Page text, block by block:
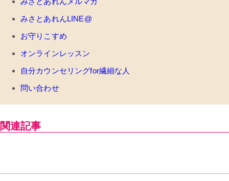
みさとあれんLINE@
お守りこすめ
オンラインレッスン
自分カウンセリングfor繊細な人
問い合わせ
関連記事